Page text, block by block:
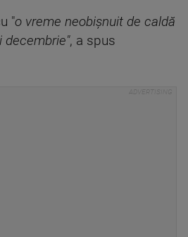
"o vreme neobişnuit de caldă
decembrie", a spus